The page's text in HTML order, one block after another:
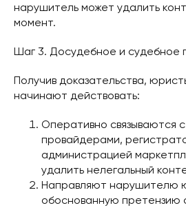
нарушитель может удалить
момент.
Шаг 3. Досудебное и судебное
Получив доказательства,
начинают действовать:
Оперативно связываются
провайдерами,
администрацией
удалить нелегальный
Направляют нарушителю
обоснованную претензию